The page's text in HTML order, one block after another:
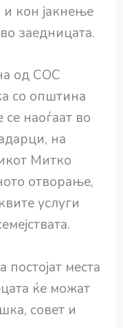
и кон јакнење
заедницата.
од СОС
со општина
наоѓаат во
на
Митко
отворање,
услуги
места
ќе можат
совет и